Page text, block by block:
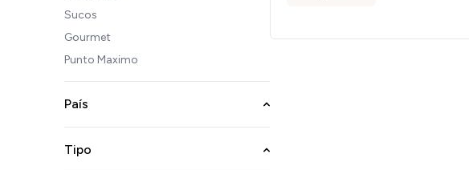
Sucos
Gourmet
Punto Maximo
País
Tipo